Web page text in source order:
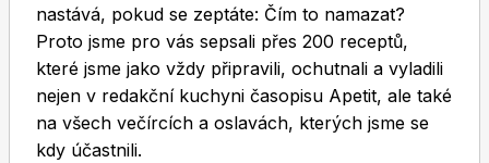
Toprecepty.cz
nastává, pokud se zeptáte: Čím to namazat?
Proto jsme pro vás sepsali přes 200 receptů,
které jsme jako vždy připravili, ochutnali a vyladili
nejen v redakční kuchyni časopisu Apetit, ale také
na všech večírcích a oslavách, kterých jsme se
kdy účastnili.